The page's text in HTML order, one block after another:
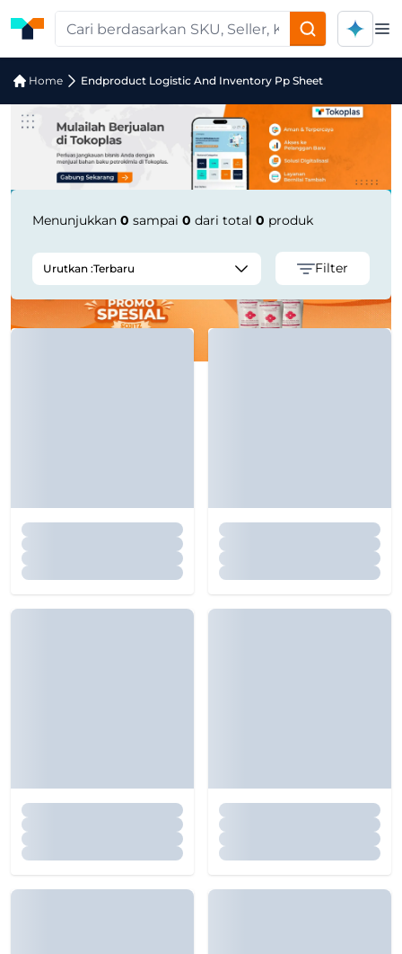
Home Endproduct Logistic And Inventory Pp Sheet
Jual Endproduct Logistic And
Menunjukkan 0 sampai 0 dari total 0 produk
Urutkan :Terbaru Filter